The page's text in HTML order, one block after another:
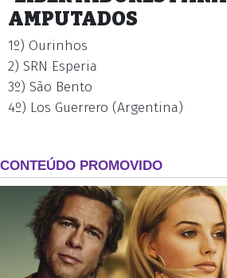
AMPUTADOS
1º) Ourinhos
2) SRN Esperia
3º) São Bento
4º) Los Guerrero (Argentina)